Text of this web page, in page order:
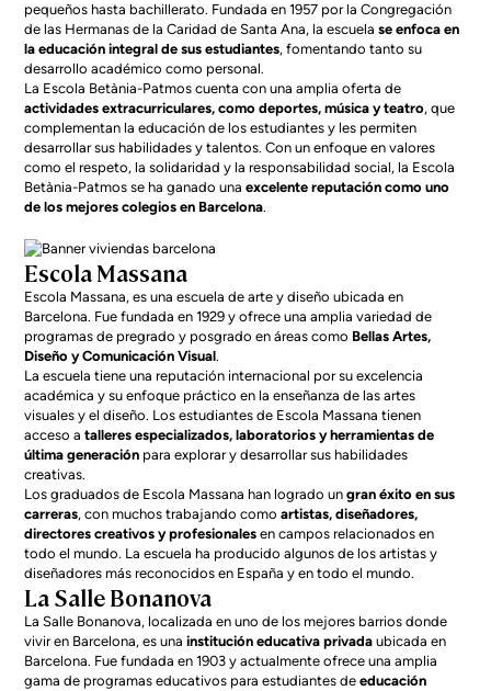
pequeños hasta bachillerato. Fundada en 1957 por la Congregación
de las Hermanas de la Caridad de Santa Ana, la escuela se enfoca en
la educación integral de sus estudiantes, fomentando tanto su
desarrollo académico como personal.
La Escola Betània-Patmos cuenta con una amplia oferta de
actividades extracurriculares, como deportes, música y teatro, que
complementan la educación de los estudiantes y les permiten
desarrollar sus habilidades y talentos. Con un enfoque en valores
como el respeto, la solidaridad y la responsabilidad social, la Escola
Betània-Patmos se ha ganado unaexcelente reputación como uno
de los mejores colegios en Barcelona.
Escola Massana
Escola Massana, es una escuela de arte y diseño ubicada en
Barcelona. Fue fundada en 1929 y ofrece una amplia variedad de
programas de pregrado y posgrado en áreas como Bellas Artes,
Diseño y Comunicación Visual.
La escuela tiene una reputación internacional por su excelencia
académica y su enfoque práctico en la enseñanza de las artes
visuales y el diseño. Los estudiantes de Escola Massana tienen
acceso atalleres especializados, laboratorios y herramientas de
última generación para explorar y desarrollar sus habilidades
creativas.
Los graduados de Escola Massana han logrado ungran éxito en sus
carreras, con muchos trabajando como artistas, diseñadores,
directores creativos y profesionales en campos relacionados en
todo el mundo. La escuela ha producido algunos de los artistas y
diseñadores más reconocidos en España y en todo el mundo.
La Salle Bonanova
La Salle Bonanova, localizada en uno de losmejores barrios donde
vivir en Barcelona, es unainstitución educativa privadaubicada en
Barcelona. Fue fundada en 1903 y actualmente ofrece una amplia
gama de programas educativos para estudiantes deeducación